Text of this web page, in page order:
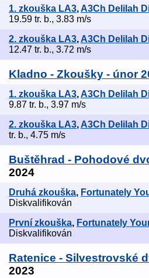
1. zkouška LA3,A3Ch Delilah
19.59 tr. b., 3.83 m/s
2. zkouška LA3, A3Ch Delilah
12.47 tr. b., 3.72 m/s
Kladno - Zkoušky - únor
1. zkouška LA3,A3Ch Delilah
9.87 tr. b., 3.97 m/s
2. zkouška LA3, A3Ch Delilah
tr. b., 4.75 m/s
Buštěhrad - Pohodové
2024
Druhá zkouška, Fortunately
Diskvalifikován
První zkouška, Fortunately
Diskvalifikován
Ratenice - Silvestrovské
2023